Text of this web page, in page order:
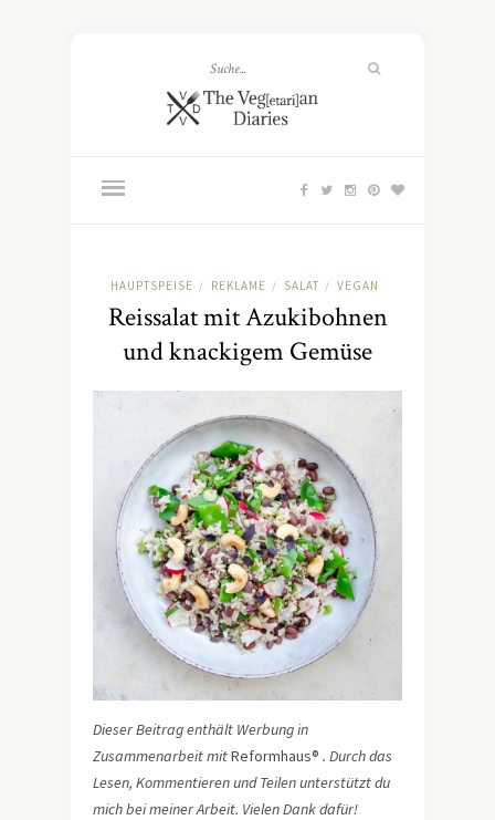
HAUPTSPEISE / REKLAME / SALAT / VEGAN
Reissalat mit Azukibohnen
und knackigem Gemüse
Dieser Beitrag enthält Werbung in
Zusammenarbeit mitReformhaus® . Durch das
Lesen, Kommentieren und Teilen unterstützt du
mich bei meiner Arbeit. Vielen Dank dafür!